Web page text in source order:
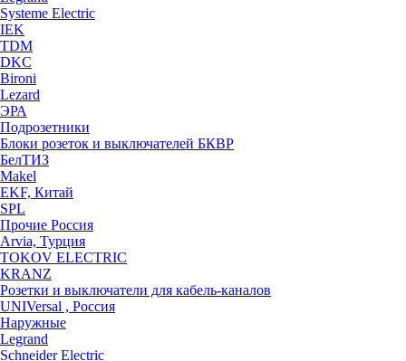
Systeme Electric
IEK
TDM
DKC
Bironi
Lezard
ЭРА
Подрозетники
Блоки розеток и выключателей БКВР
БелТИЗ
Makel
EKF, Китай
SPL
Прочие Россия
Arvia, Турция
TOKOV ELECTRIC
KRANZ
Розетки и выключатели для кабель-каналов
UNIVersal , Россия
Наружные
Legrand
Schneider Electric